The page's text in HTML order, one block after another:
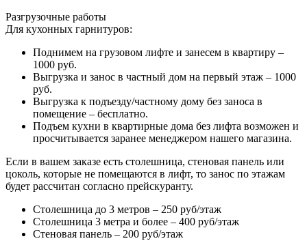
Разгрузочные работы
Для кухонных гарнитуров:
Поднимем на грузовом лифте и занесем в квартиру –
1000 руб.
Выгрузка и занос в частный дом на первый этаж – 1000
руб.
Выгрузка к подъезду/частному дому без заноса в
помещение – бесплатно.
Подъем кухни в квартирные дома без лифта возможен и
просчитывается заранее менеджером нашего магазина.
Если в вашем заказе есть столешница, стеновая панель или
цоколь, которые не помещаются в лифт, то занос по этажам
будет рассчитан согласно прейскуранту.
Столешница до 3 метров – 250 руб/этаж
Столешница 3 метра и более – 400 руб/этаж
Стеновая панель – 200 руб/этаж